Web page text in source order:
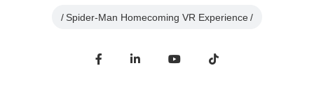
Spider-Man Homecoming VR Experience